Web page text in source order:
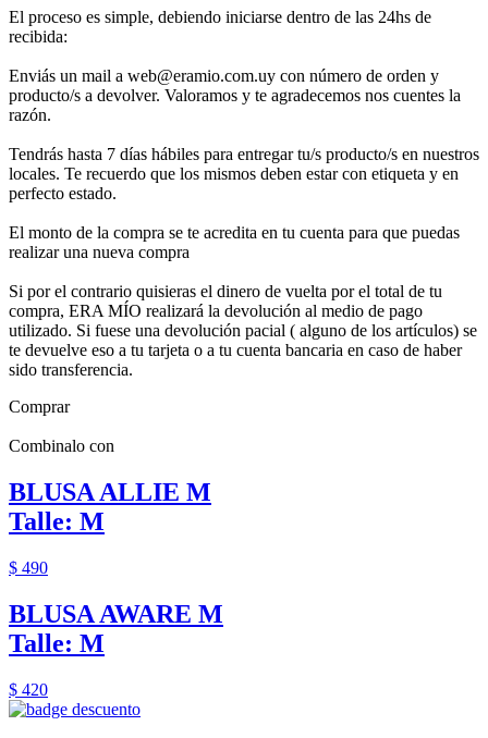
El proceso es simple, debiendo iniciarse dentro de las 24hs de
recibida:
Enviás un mail a web@eramio.com.uy con número de orden y
producto/s a devolver. Valoramos y te agradecemos nos cuentes la
razón.
Tendrás hasta 7 días hábiles para entregar tu/s producto/s en nuestros
locales. Te recuerdo que los mismos deben estar con etiqueta y en
perfecto estado.
El monto de la compra se te acredita en tu cuenta para que puedas
realizar una nueva compra
Si por el contrario quisieras el dinero de vuelta por el total de tu
compra, ERA MÍO realizará la devolución al medio de pago
utilizado. Si fuese una devolución pacial ( alguno de los artículos) se
te devuelve eso a tu tarjeta o a tu cuenta bancaria en caso de haber
sido transferencia.
Comprar
Combinalo con
BLUSA ALLIE M
Talle: M
$ 490
BLUSA AWARE M
Talle: M
$ 420